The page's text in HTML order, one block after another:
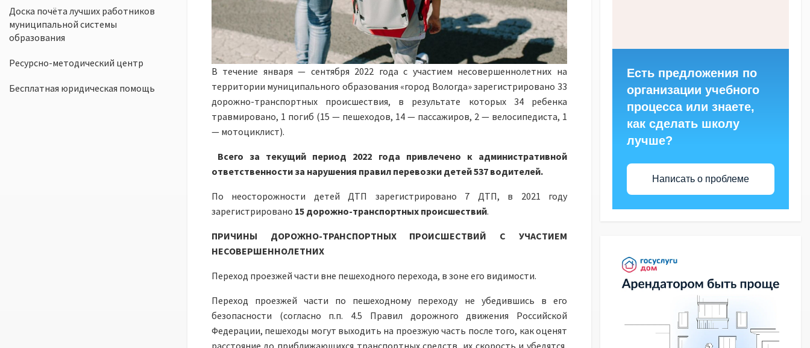
Доска почёта лучших работников
муниципальной системы
образования
Ресурсно-методический центр
Бесплатная юридическая помощь
В течение января — сентября 2022 года с участием несовершеннолетних на
территории муниципального образования «город Вологда» зарегистрировано 33
дорожно-транспортных происшествия, в результате которых 34 ребенка
травмировано, 1 погиб (15 — пешеходов, 14 — пассажиров, 2 — велосипедиста, 1
— мотоциклист).
Всего за текущий период 2022 года привлечено к административной
ответственности за нарушения правил перевозки детей 537 водителей.
По неосторожности детей ДТП зарегистрировано 7 ДТП, в 2021 году
зарегистрировано 15 дорожно-транспортных происшествий.
ПРИЧИНЫ ДОРОЖНО-ТРАНСПОРТНЫХ ПРОИСШЕСТВИЙ С УЧАСТИЕМ
НЕСОВЕРШЕННОЛЕТНИХ
Переход проезжей части вне пешеходного перехода, в зоне его видимости.
Переход проезжей части по пешеходному переходу не убедившись в его
безопасности (согласно п.п. 4.5 Правил дорожного движения Российской
Федерации, пешеходы могут выходить на проезжую часть после того, как оценят
расстояние до приближающихся транспортных средств, их скорость и убедятся,
Есть предложения по
организации учебного
процесса или знаете,
как сделать школу
лучше?
Написать о проблеме